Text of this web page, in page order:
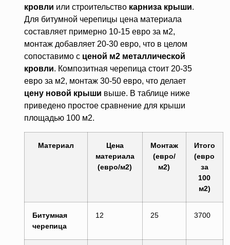
кровли или строительство карниза крыши.
Для битумной черепицы цена материала
составляет примерно 10-15 евро за м2,
монтаж добавляет 20-30 евро, что в целом
сопоставимо с ценой м2 металлической
кровли. Композитная черепица стоит 20-35
евро за м2, монтаж 30-50 евро, что делает
цену новой крыши выше. В таблице ниже
приведено простое сравнение для крыши
площадью 100 м2.
Материал
Цена
материала
(евро/м2)
Монтаж
(евро/
м2)
Итого
(евро
за
100
м2)
Битумная
черепица
12 25 3700